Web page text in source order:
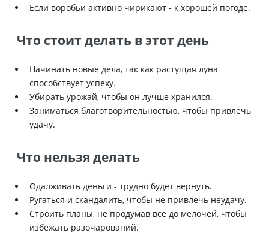
Если воробьи активно чирикают - к хорошей погоде.
Что стоит делать в этот день
Начинать новые дела, так как растущая луна
способствует успеху.
Убирать урожай, чтобы он лучше хранился.
Заниматься благотворительностью, чтобы привлечь
удачу.
Что нельзя делать
Одалживать деньги - трудно будет вернуть.
Ругаться и скандалить, чтобы не привлечь неудачу.
Строить планы, не продумав всё до мелочей, чтобы
избежать разочарований.